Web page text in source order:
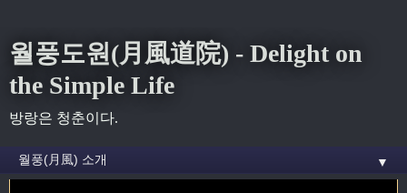
월풍도원(月風道院) - Delight on
the Simple Life
방랑은 청춘이다.
▼